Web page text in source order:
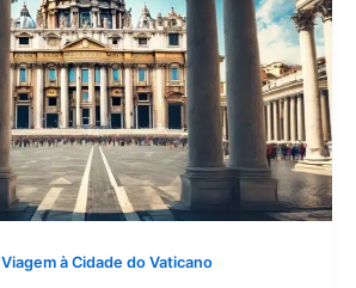
Viagem à Cidade do Vaticano